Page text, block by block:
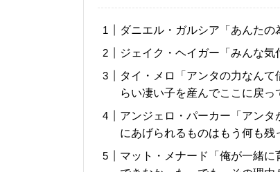
ダニエル・ガルシア「あんた
ジェイク・ヘイガー「みんな
タイ・メロ「アンタの力なん
らい凄い子を産んでここに戻っ
アンジェロ・パーカー「アンタ
にあげられるものはもう何も残
マット・メナード「俺が一緒
できなかった。でも、その理由